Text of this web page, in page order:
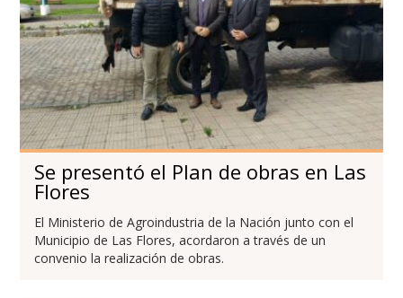
Se presentó el Plan de obras en Las
Flores
El Ministerio de Agroindustria de la Nación junto con el
Municipio de Las Flores, acordaron a través de un
convenio la realización de obras.